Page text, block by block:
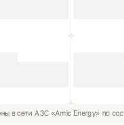
в сети АЗС «Amic Energy» по